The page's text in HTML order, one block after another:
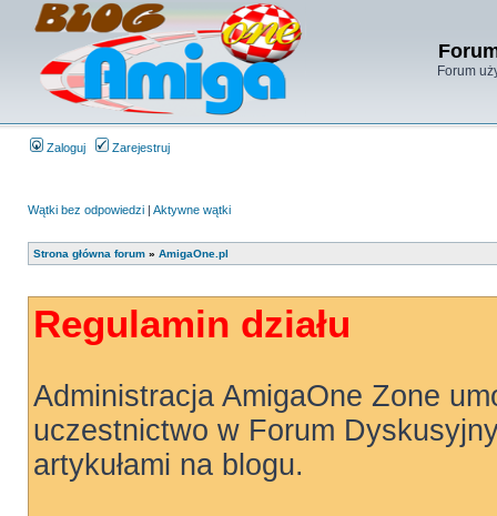
Forum
Zaloguj Zarejestruj
Wątki bez odpowiedzi | Aktywne wątki
Strona główna forum » AmigaOne.pl
Regulamin działu
Administracja AmigaOne Zone
uczestnictwo w Forum
artykułami na blogu.